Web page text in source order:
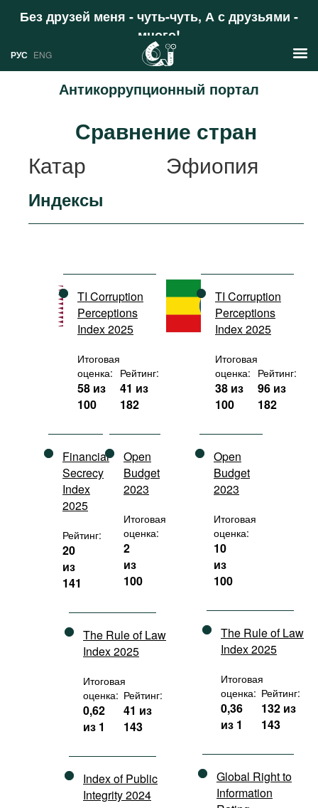
Без друзей меня - чуть-чуть, А с друзьями -
много!
Поддержать
РУС ENG
Антикоррупционный портал
Аналитика
Профили
Стран
Ресурсы
Документы международных
организаций
Фильмы
Подкасты
Книжная полка
Сравнение стран
Катар
Эфиопия
Индексы
TI Corruption
Perceptions
Index 2025
Итоговая
оценка:
58 из
100
Рейтинг:
41 из
182
Financial
Secrecy
Index
2025
Рейтинг:
20
из
141
Open
Budget
2023
Итоговая
оценка:
2
из
100
The Rule of Law
Index 2025
Итоговая
оценка:
0,62
из 1
Рейтинг:
41 из
143
Index of Public
Integrity 2024
TI Corruption
Perceptions
Index 2025
Итоговая
оценка:
38 из
100
Рейтинг:
96 из
182
Open
Budget
2023
Итоговая
оценка:
10
из
100
The Rule of Law
Index 2025
Итоговая
оценка:
0,36
из 1
Рейтинг:
132 из
143
Global Right to
Information